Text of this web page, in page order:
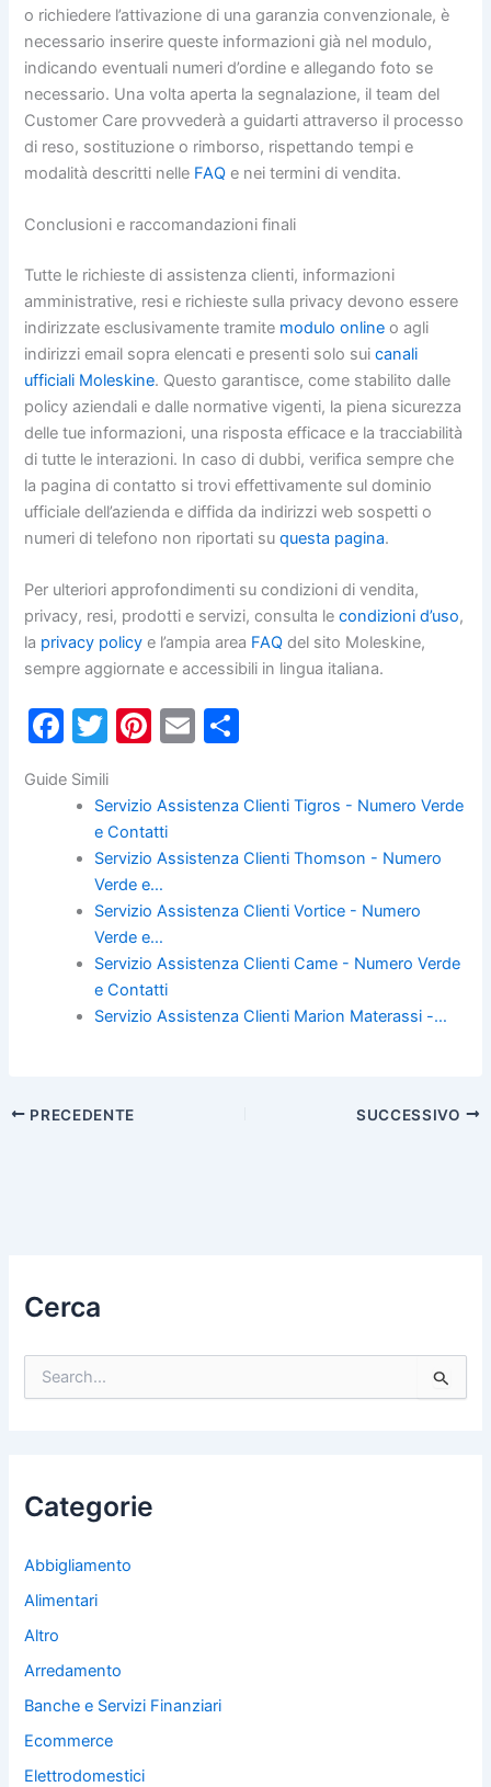
o richiedere l’attivazione di una garanzia convenzionale, è
necessario inserire queste informazioni già nel modulo,
indicando eventuali numeri d’ordine e allegando foto se
necessario. Una volta aperta la segnalazione, il team del
Customer Care provvederà a guidarti attraverso il processo
di reso, sostituzione o rimborso, rispettando tempi e
modalità descritti nelle FAQ e nei termini di vendita.
Conclusioni e raccomandazioni finali
Tutte le richieste di assistenza clienti, informazioni
amministrative, resi e richieste sulla privacy devono essere
indirizzate esclusivamente tramite modulo online o agli
indirizzi email sopra elencati e presenti solo suicanali
ufficiali Moleskine. Questo garantisce, come stabilito dalle
policy aziendali e dalle normative vigenti, la piena sicurezza
delle tue informazioni, una risposta efficace e la tracciabilità
di tutte le interazioni. In caso di dubbi, verifica sempre che
la pagina di contatto si trovi effettivamente sul dominio
ufficiale dell’azienda e diffida da indirizzi web sospetti o
numeri di telefono non riportati suquesta pagina.
Per ulteriori approfondimenti su condizioni di vendita,
privacy, resi, prodotti e servizi, consulta lecondizioni d’uso,
la privacy policy e l’ampia area FAQ del sito Moleskine,
sempre aggiornate e accessibili in lingua italiana.
F
c
b
o
k
T
itt
er
Pi
er
e
st
E
ai n
vi
di
Guide Simili
Servizio Assistenza Clienti Tigros - Numero Verde
e Contatti
Servizio Assistenza Clienti Thomson - Numero
Verde e…
Servizio Assistenza Clienti Vortice - Numero
Verde e…
Servizio Assistenza Clienti Came - Numero Verde
e Contatti
Servizio Assistenza Clienti Marion Materassi -…
PRECEDENTE SUCCESSIVO
Cerca
Categorie
Abbigliamento
Alimentari
Altro
Arredamento
Banche e Servizi Finanziari
Ecommerce
Elettrodomestici